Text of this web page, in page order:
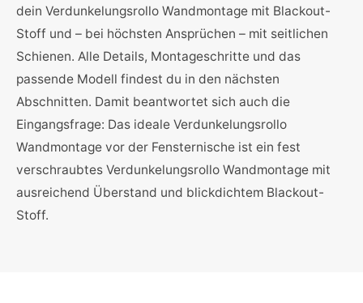
dein Verdunkelungsrollo Wandmontage mit Blackout-
Stoff und – bei höchsten Ansprüchen – mit seitlichen
Schienen. Alle Details, Montageschritte und das
passende Modell findest du in den nächsten
Abschnitten. Damit beantwortet sich auch die
Eingangsfrage: Das ideale Verdunkelungsrollo
Wandmontage vor der Fensternische ist ein fest
verschraubtes Verdunkelungsrollo Wandmontage mit
ausreichend Überstand und blickdichtem Blackout-
Stoff.